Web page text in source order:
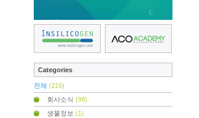
Categories
전체 (216)
회사소식 (98)
생물정보 (1)